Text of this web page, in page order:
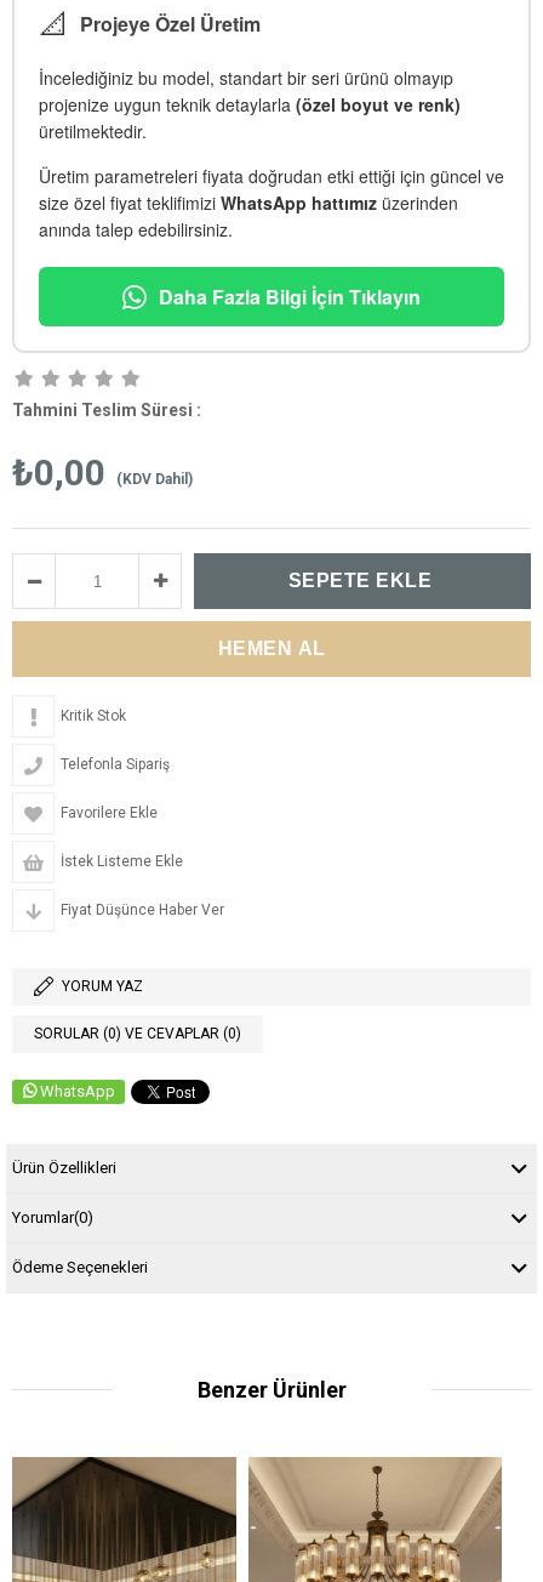
📐 Projeye Özel Üretim
İncelediğiniz bu model, standart bir seri ürünü olmayıp
projenize uygun teknik detaylarla (özel boyut ve renk)
üretilmektedir.
Üretim parametreleri fiyata doğrudan etki ettiği için güncel ve
size özel fiyat teklifimizi WhatsApp hattımız üzerinden
anında talep edebilirsiniz.
Daha Fazla Bilgi İçin Tıklayın
Tahmini Teslim Süresi :
₺0,00 (KDV Dahil)
Kritik Stok
Telefonla Sipariş
Favorilere Ekle
İstek Listeme Ekle
Fiyat Düşünce Haber Ver
YORUM YAZ
SORULAR (0) VE CEVAPLAR (0)
WhatsApp
Ürün Özellikleri
Yorumlar(0)
Ödeme Seçenekleri
Benzer Ürünler